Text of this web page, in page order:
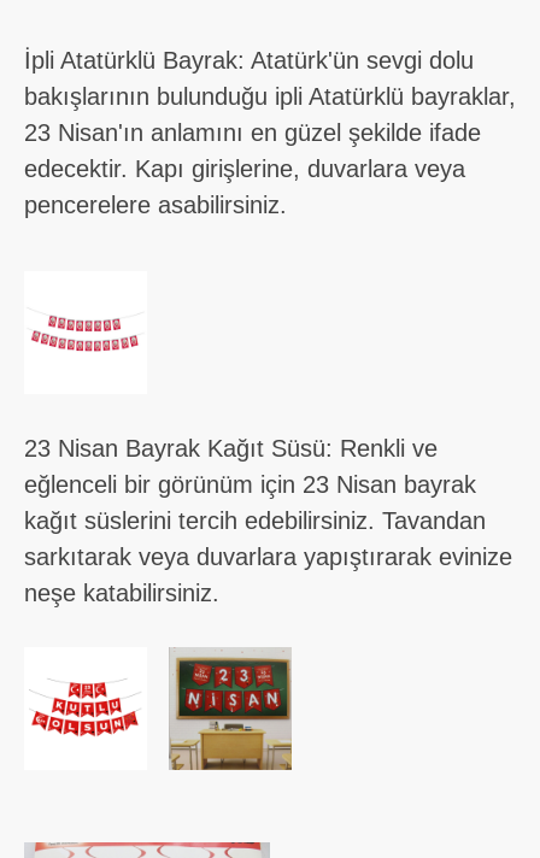
İpli Atatürklü Bayrak: Atatürk'ün sevgi dolu
bakışlarının bulunduğu ipli Atatürklü bayraklar,
23 Nisan'ın anlamını en güzel şekilde ifade
edecektir. Kapı girişlerine, duvarlara veya
pencerelere asabilirsiniz.
23 Nisan Bayrak Kağıt Süsü: Renkli ve
eğlenceli bir görünüm için 23 Nisan bayrak
kağıt süslerini tercih edebilirsiniz. Tavandan
sarkıtarak veya duvarlara yapıştırarak evinize
neşe katabilirsiniz.